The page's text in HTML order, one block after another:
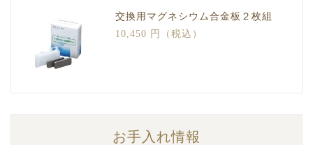
交換用マグネシウム合金板２枚組
10,450 円（税込）
お手入れ情報